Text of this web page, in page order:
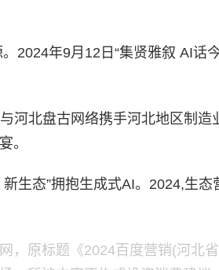
年9月12日“集贤雅叙 AI话
北盘古网络携手河北地区制造
。
态”拥抱生成式AI。2024,生态
，原标题《2024百度营销(河北